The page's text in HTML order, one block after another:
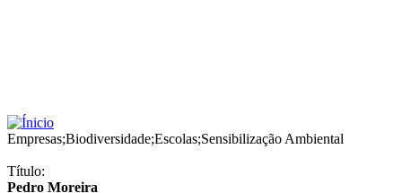
Empresas;Biodiversidade;Escolas;Sensibilização Ambiental
Título:
Pedro Moreira